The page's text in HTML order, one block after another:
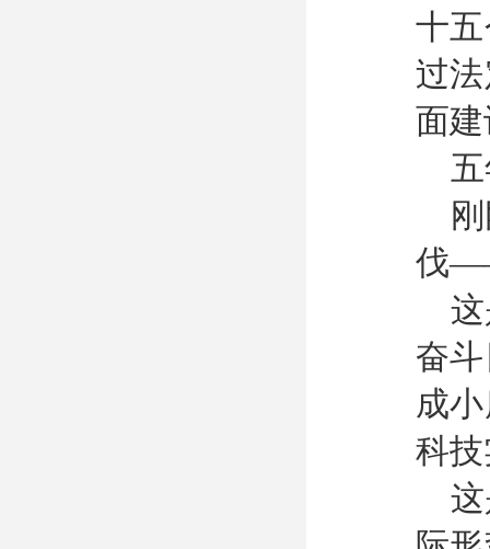
十
过
面
伐
奋
成
科